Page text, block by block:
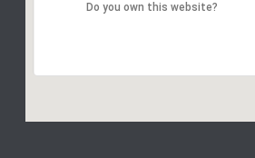
Do you own this website?